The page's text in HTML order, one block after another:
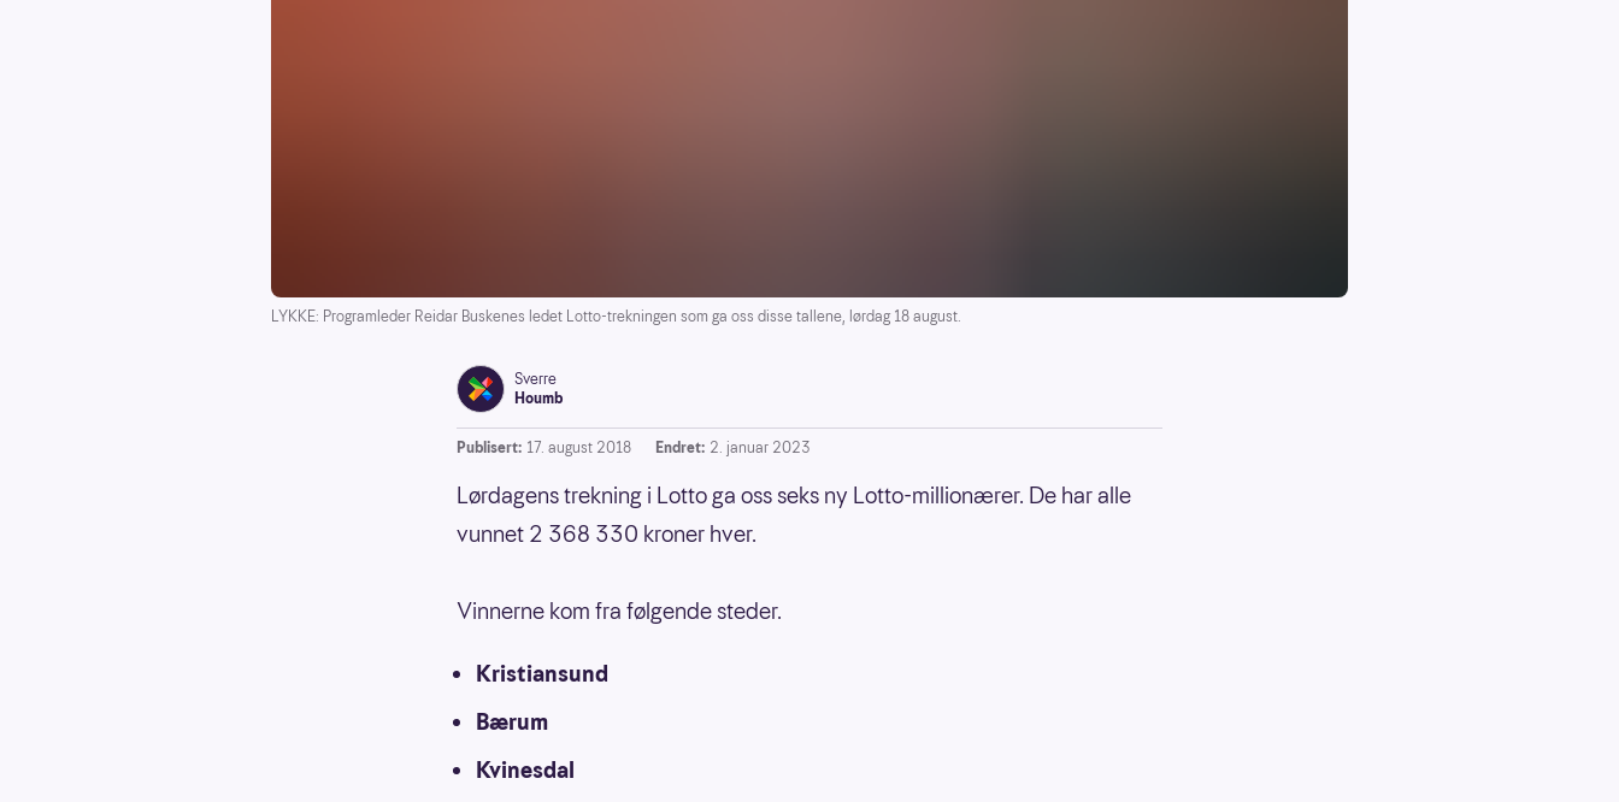
LYKKE: Programleder Reidar Buskenes ledet Lotto-trekningen som ga oss disse tallene, lørdag 18 august.
Sverre
Houmb
Publisert: 17. august 2018 Endret: 2. januar 2023
Lørdagens trekning i Lotto ga oss seks ny Lotto-millionærer. De har alle
vunnet 2 368 330 kroner hver.
Vinnerne kom fra følgende steder.
Kristiansund
Bærum
Kvinesdal